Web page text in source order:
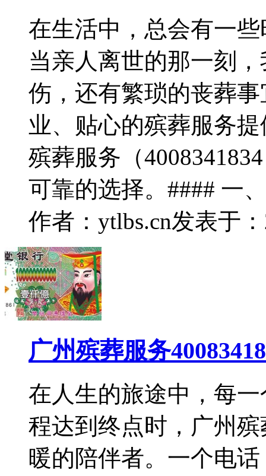
在生活中，总会有一
当亲人离世的那一刻
伤，还有繁琐的丧葬
业、贴心的殡葬服务
殡葬服务（
可靠的选择。#### 一
作者：ytlbs.cn发表于
广州殡葬服务
在人生的旅途中，每
程达到终点时，广州
暖的陪伴者。一个电